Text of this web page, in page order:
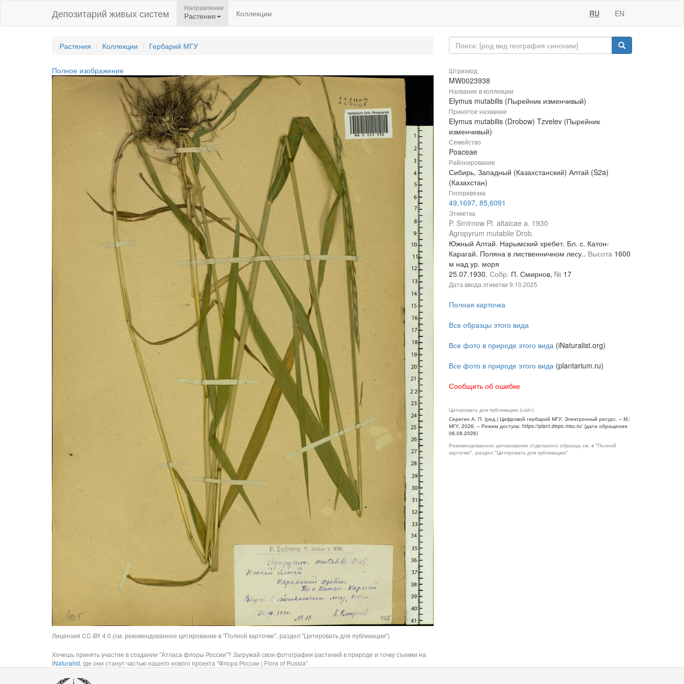
Депозитарий живых систем Направление
Растения Коллекции RU EN
Растения Коллекции Гербарий МГУ
Полное изображение
Лицензия CC-BY 4.0 (см. рекомендованное цитирование в "Полной карточке", раздел "Цитировать для публикации")
Хочешь принять участие в создании "Атласа флоры России"? Загружай свои фотографии растений в природе и точку съемки на
iNaturalist, где они станут частью нашего нового проекта "Флора России | Flora of Russia".
Штрихкод
MW0023938
Название в коллекции
Elymus mutabilis (Пырейник изменчивый)
Принятое название
Elymus mutabilis (Drobow) Tzvelev (Пырейник
изменчивый)
Семейство
Poaceae
Районирование
Сибирь, Западный (Казахстанский) Алтай (S2a)
(Казахстан)
Геопривязка
49,1697, 85,6091
Этикетка
P. Smirnow Pl. altaicae a. 1930
Agropyrum mutabile Drob.
Южный Алтай. Нарымский хребет. Бл. с. Катон-
Карагай. Поляна в лиственничном лесу.. Высота 1600
м над ур. моря
25.07.1930. Собр. П. Смирнов, № 17
Дата ввода этикетки 9.10.2025
Полная карточка
Все образцы этого вида
Все фото в природе этого вида (iNaturalist.org)
Все фото в природе этого вида (plantarium.ru)
Сообщить об ошибке
Цитировать для публикации (сайт)
Серегин А. П. (ред.) Цифровой гербарий МГУ: Электронный ресурс. – М.:
МГУ, 2026. – Режим доступа: https://plant.depo.msu.ru/ (дата обращения
06.08.2026)
Рекомендованное цитирование отдельного образца см. в "Полной
карточке", раздел "Цитировать для публикации"